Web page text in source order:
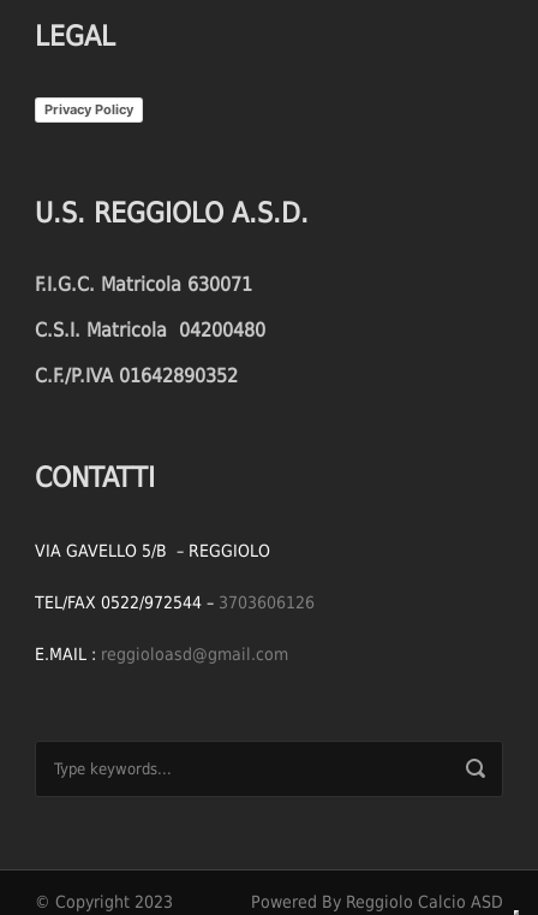
LEGAL
Privacy Policy
U.S. REGGIOLO A.S.D.
F.I.G.C. Matricola 630071
C.S.I. Matricola 04200480
C.F./P.IVA 01642890352
CONTATTI
VIA GAVELLO 5/B – REGGIOLO
TEL/FAX 0522/972544 – 3703606126
E.MAIL : reggioloasd@gmail.com
© Copyright 2023 Powered By Reggiolo Calcio ASD